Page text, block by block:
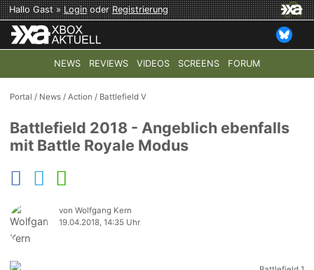
Hallo Gast »LoginoderRegistrierung
NEWS REVIEWS VIDEOS SCREENS FORUM
TOP-THEMEN: COD: MODERN WARFARE 4 HALO:
Portal / News /Action / Battlefield V
Battlefield 2018 - Angeblich ebenfalls
mit Battle Royale Modus
von Wolfgang Kern
19.04.2018, 14:35 Uhr